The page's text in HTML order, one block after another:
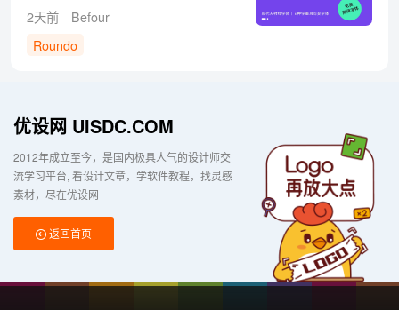
2天前
Befour
Roundo
优设网 UISDC.COM
2012年成立至今，是国内极具人气的设计师交
流学习平台 看设计文章，学软件教程，找灵感
素材，尽在优设网
返回首页